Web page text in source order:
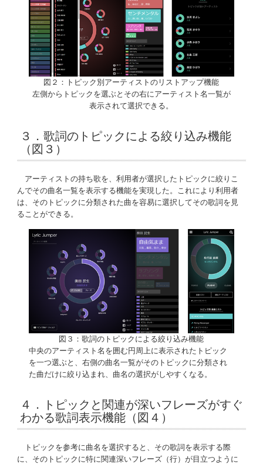
図２：トピック別アーティストのリストアップ機能
左側からトピックを選ぶとその右にアーティスト名一覧が
表示されて選択できる。
３．歌詞のトピックによる絞り込み機能
（図３）
アーティストの持ち歌を、利用者が選択したトピックに絞りこ
んでその曲名一覧を表示する機能を実現した。これにより利用者
は、そのトピックに分類された曲を容易に選択してその歌詞を見
ることができる。
図３：歌詞のトピックによる絞り込み機能
中央のアーティスト名を囲む円周上に表示されたトピック
を一つ選ぶと、右側の曲名一覧がそのトピックに分類され
た曲だけに絞り込まれ、曲名の選択がしやすくなる。
４．トピックと関連が深いフレーズがすぐ
わかる歌詞表示機能（図４）
トピックを参考に曲名を選択すると、その歌詞を表示する際
に、そのトピックに特に関連深いフレーズ（行）が目立つように